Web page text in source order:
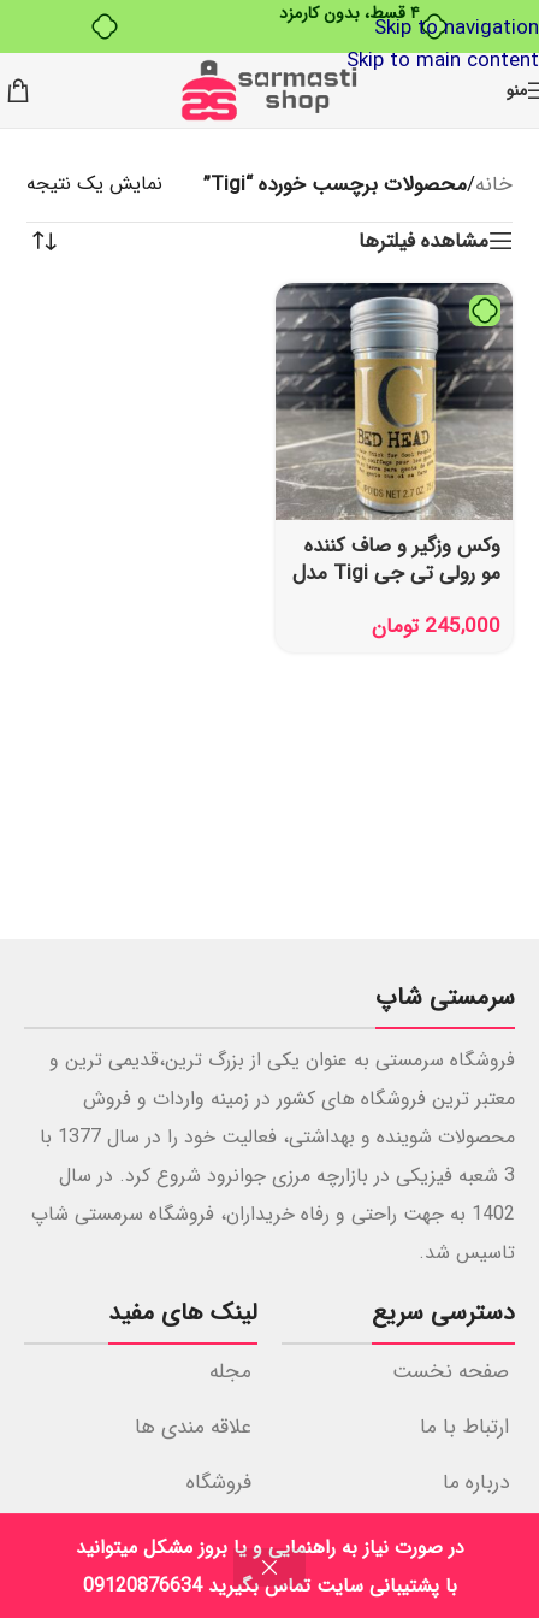
در صورت نیاز به راهنمایی و یا بروز مشکل میتوانید
با پشتیبانی سایت تماس بگیرید 09120876634
Skip to navigation
Skip to main content
منو
خانه/محصولات برچسب خورده “Tigi” نمایش یک نتیجه
مشاهده فیلترها
وکس وزگیر و صاف کننده
مو رولی تی جی Tigi مدل
245,000 تومان
سرمستی شاپ
فروشگاه سرمستی به عنوان یکی از بزرگ ترین،قدیمی ترین و
معتبر ترین فروشگاه های کشور در زمینه واردات و فروش
محصولات شوینده و بهداشتی، فعالیت خود را در سال 1377 با
3 شعبه فیزیکی در بازارچه مرزی جوانرود شروع کرد. در سال
1402 به جهت راحتی و رفاه خریداران، فروشگاه سرمستی شاپ
تاسیس شد.
دسترسی سریع
صفحه نخست
ارتباط با ما
درباره ما
لینک های مفید
مجله
علاقه مندی ها
فروشگاه
نمادهای اعتماد
علاقه مندی سبد خرید
حساب کاربری من